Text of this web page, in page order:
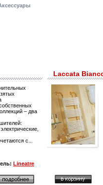
– два
с...
Lineatre
Laccata